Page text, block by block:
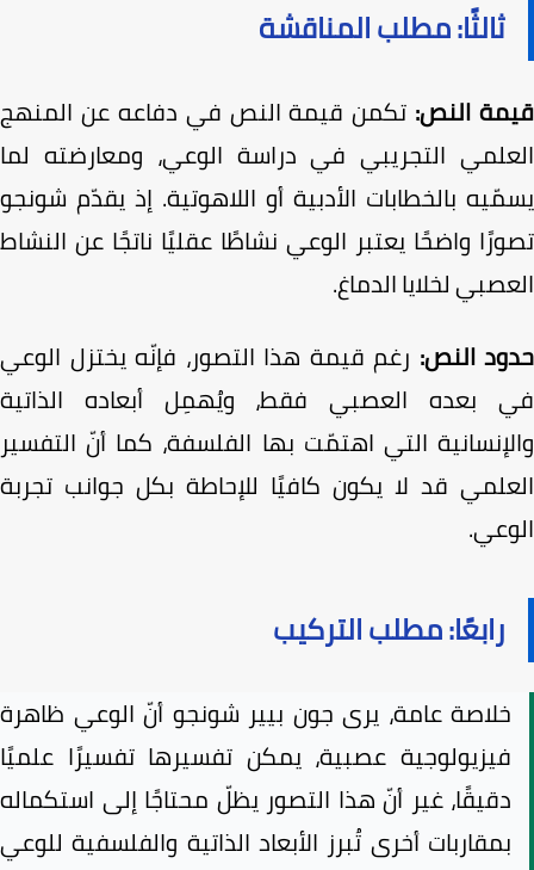
ثالثًا: مطلب المناقشة
النص:تكمن قيمة النص في دفاعه عن المنهج
التجريبي في دراسة الوعي، ومعارضته لما
بالخطابات الأدبية أو اللاهوتية. إذ يقدّم شونجو
واضحًا يعتبر الوعي نشاطًا عقليًا ناتجًا عن النشاط
لخلايا الدماغ.
النص:رغم قيمة هذا التصور، فإنّه يختزل الوعي
بعده العصبي فقط، ويُهمِل أبعاده الذاتية
التي اهتمّت بها الفلسفة، كما أنّ التفسير
قد لا يكون كافيًا للإحاطة بكل جوانب تجربة
رابعًا: مطلب التركيب
خلاصة عامة، يرى جون بيير شونجو أنّ الوعي ظاهرة
فيزيولوجية عصبية، يمكن تفسيرها تفسيرًا علميًا
دقيقًا، غير أنّ هذا التصور يظلّ محتاجًا إلى استكماله
بمقاربات أخرى تُبرز الأبعاد الذاتية والفلسفية للوعي